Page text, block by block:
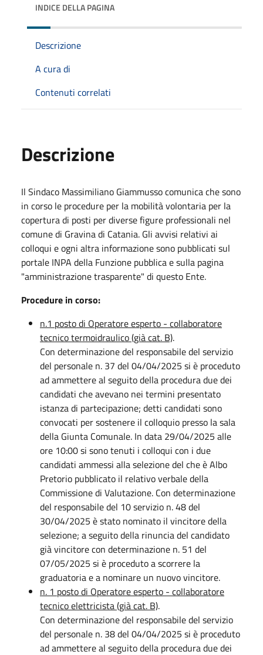
INDICE DELLA PAGINA
Descrizione
A cura di
Contenuti correlati
Descrizione
Il Sindaco Massimiliano Giammusso comunica che sono
in corso le procedure per la mobilità volontaria per la
copertura di posti per diverse figure professionali nel
comune di Gravina di Catania. Gli avvisi relativi ai
colloqui e ogni altra informazione sono pubblicati sul
portale INPA della Funzione pubblica e sulla pagina
"amministrazione trasparente" di questo Ente.
Procedure in corso:
n.1 posto di Operatore esperto - collaboratore
tecnico termoidraulico (già cat. B).
Con determinazione del responsabile del servizio
del personale n. 37 del 04/04/2025 si è proceduto
ad ammettere al seguito della procedura due dei
candidati che avevano nei termini presentato
istanza di partecipazione; detti candidati sono
convocati per sostenere il colloquio presso la sala
della Giunta Comunale. In data 29/04/2025 alle
ore 10:00 si sono tenuti i colloqui con i due
candidati ammessi alla selezione del che è Albo
Pretorio pubblicato il relativo verbale della
Commissione di Valutazione. Con determinazione
del responsabile del 10 servizio n. 48 del
30/04/2025 è stato nominato il vincitore della
selezione; a seguito della rinuncia del candidato
già vincitore con determinazione n. 51 del
07/05/2025 si è proceduto a scorrere la
graduatoria e a nominare un nuovo vincitore.
n. 1 posto di Operatore esperto - collaboratore
tecnico elettricista (già cat. B).
Con determinazione del responsabile del servizio
del personale n. 38 del 04/04/2025 si è proceduto
ad ammettere al seguito della procedura due dei